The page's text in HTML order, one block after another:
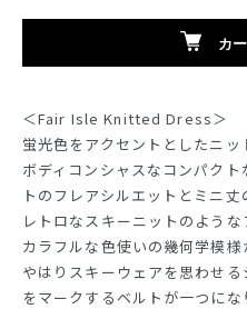
カ
＜Fair Isle Knitted Dress＞
蛍光色をアクセントとしたニッ
ボディコンシャスなコンパク
トのフレアシルエットとミニ丈
レトロなスキーニットのような
カラフルな色使いの幾何学模様
やはりスキーウェアを思わせ
をマークするベルトが一つに